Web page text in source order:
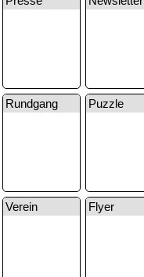
Rundgang Puzzle
Verein Flyer